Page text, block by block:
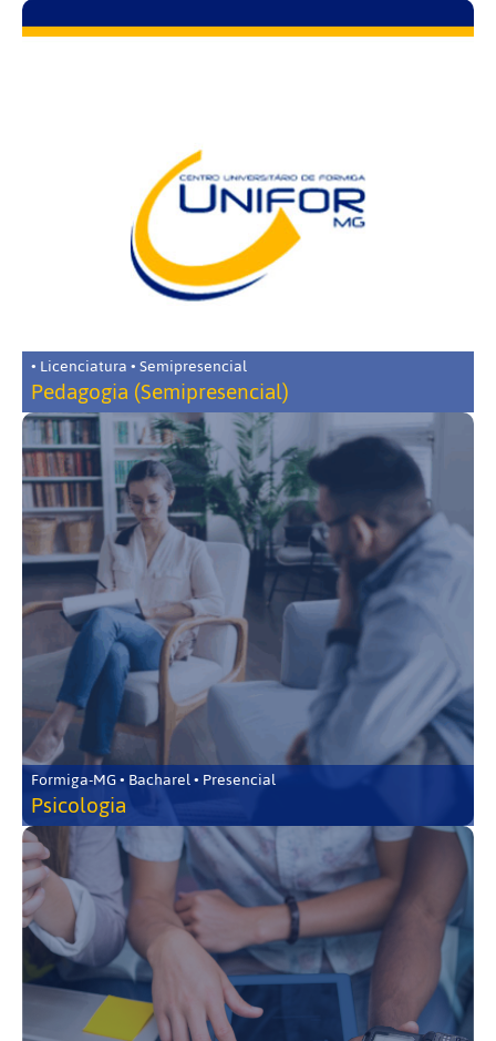
• Licenciatura • Semipresencial
Pedagogia (Semipresencial)
Formiga-MG • Bacharel • Presencial
Psicologia